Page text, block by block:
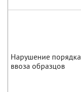
Нарушение порядка
ввоза образцов